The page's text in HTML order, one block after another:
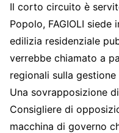
Il corto circuito è
Popolo, FAGIOLI
edilizia residenziale
verrebbe chiamato a
regionali sulla
Una sovrapposizione
Consigliere di
macchina di governo